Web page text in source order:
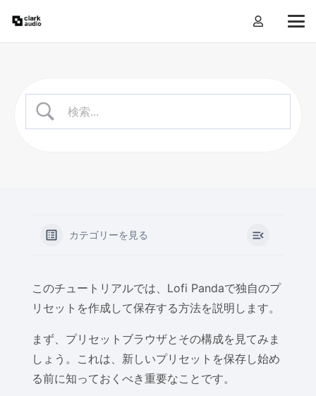
カテゴリーを見る
このチュートリアルでは、Lofi Pandaで独自のプ
リセットを作成して保存する方法を説明します。
まず、プリセットブラウザとその構成を見てみま
しょう。これは、新しいプリセットを保存し始め
る前に知っておくべき重要なことです。